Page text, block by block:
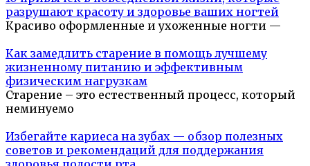
разрушают красоту и здоровье ваших ногтей
Красиво оформленные и ухоженные ногти —
Как замедлить старение в помощь лучшему
жизненному питанию и эффективным
физическим нагрузкам
Старение – это естественный процесс, который
неминуемо
Избегайте кариеса на зубах — обзор полезных
советов и рекомендаций для поддержания